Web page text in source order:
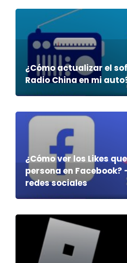
¿Cómo actualizar el
Radio China en mi
¿Cómo ver los Likes
persona en Facebook?
redes sociales